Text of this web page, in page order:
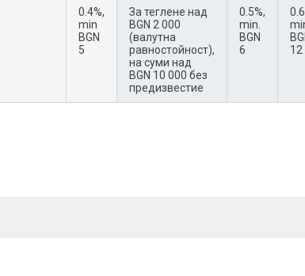
0.4%,
min
BGN
5
За теглене над
BGN 2 000
(валутна
равностойност),
на суми над
BGN 10 000 без
предизвестие
0.5%,
min.
BGN
6
12